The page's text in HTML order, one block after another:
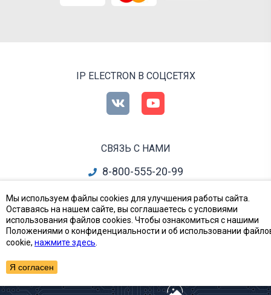
IP ELECTRON В СОЦСЕТЯХ
СВЯЗЬ С НАМИ
8-800-555-20-99
info@ipelectron.ru
все контакты
Приборы, Радиодетали и Электронные компоненты
Мы используем файлы cookies для улучшения работы сайта.
Оставаясь на нашем сайте, вы соглашаетесь с условиями
использования файлов cookies. Чтобы ознакомиться с нашими
Положениями о конфиденциальности и об использовании
cookie, нажмите здесь
Я согласен